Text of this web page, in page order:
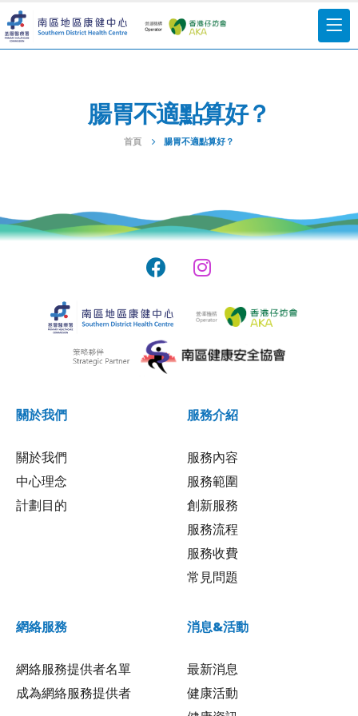
腸胃不適點算好？
首頁 腸胃不適點算好？
關於我們
關於我們
中心理念
計劃目的
服務介紹
服務內容
服務範圍
創新服務
服務流程
服務收費
常見問題
網絡服務
網絡服務提供者名單
成為網絡服務提供者
消息&活動
最新消息
健康活動